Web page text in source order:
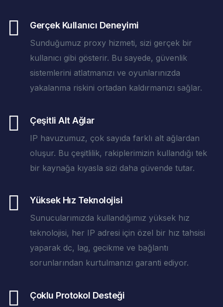
Gerçek Kullanıcı Deneyimi
Sunduğumuz proxy hizmeti, sizi gerçek bir
kullanıcı gibi gösterir. Bu sayede, güvenlik
sistemlerini atlatmanızı ve oyunlarınızda
yakalanma riskini ortadan kaldırmanızı sağlar.
Çeşitli Alt Ağlar
IP havuzumuz, çok sayıda farklı alt ağlardan
oluşur. Bu çeşitlilik, rakiplerimizin kullandığı tek
bir kaynağa kıyasla sizi daha güvende tutar.
Yüksek Hız Teknolojisi
Sunucularımızda kullandığımız yüksek hız
teknolojisi, her IP adresi için özel bir hız tahsisi
yaparak dc, lag, gecikme ve bağlantı
sorunlarından kurtulmanızı garanti ediyor.
Çoklu Protokol Desteği